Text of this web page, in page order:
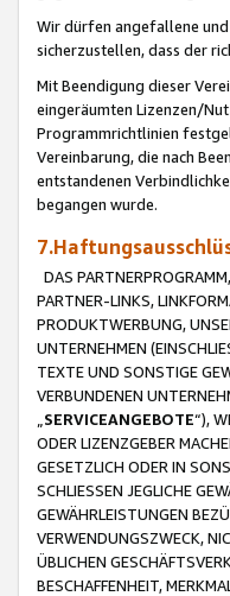
Wir dürfen angefallene
sicherzustellen, dass der
Mit Beendigung dieser
eingeräumten Lizenzen/
Programmrichtlinien
Vereinbarung, die nach
entstandenen
begangen wurde.
DAS
PARTNER-LINKS,
PRODUKTWERBUNG,
UNTERNEHMEN
TEXTE UND SONSTIGE
VERBUNDENEN
SERVICEANGEBOTE“),
ODER LIZENZGEBER
GESETZLICH ODER IN
SCHLIESSEN JEGLICHE
GEWÄHRLEISTUNGEN
VERWENDUNGSZWECK,
ÜBLICHEN
BESCHAFFENHEIT,